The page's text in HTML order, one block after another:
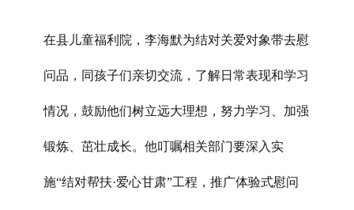
在县儿童福利院，李海默为结对关爱对象带去慰
问品，同孩子们亲切交流，了解日常表现和学习
情况，鼓励他们树立远大理想，努力学习、加强
锻炼、茁壮成长。他叮嘱相关部门要深入实
施“结对帮扶·爱心甘肃”工程，推广体验式慰问